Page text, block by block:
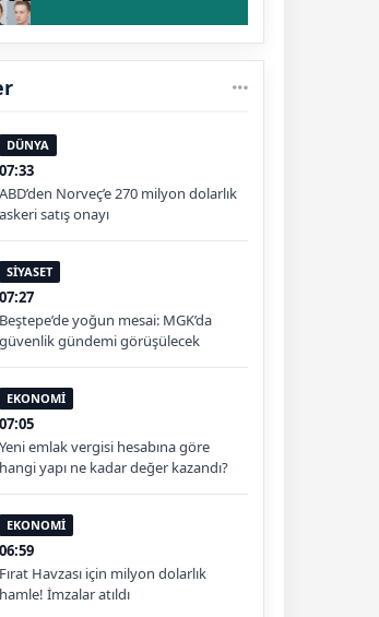
DÜNYA
07:33
ABD’den Norveç’e 270 milyon dolarlık
askeri satış onayı
SİYASET
07:27
Beştepe’de yoğun mesai: MGK’da
güvenlik gündemi görüşülecek
EKONOMİ
07:05
Yeni emlak vergisi hesabına göre
hangi yapı ne kadar değer kazandı?
EKONOMİ
06:59
Fırat Havzası için milyon dolarlık
hamle! İmzalar atıldı